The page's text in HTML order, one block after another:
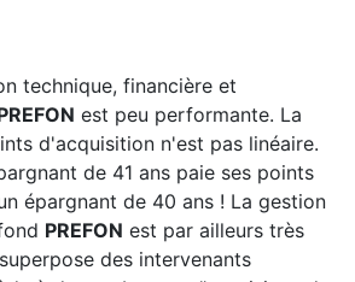
technique, financière et
est peu performante. La
d'acquisition n'est pas linéaire.
de 41 ans paie ses points
épargnant de 40 ans ! La gestion
PREFON est par ailleurs très
des intervenants